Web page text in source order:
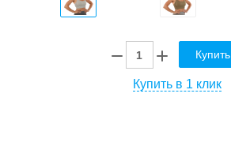
Купить
Купить в 1 клик